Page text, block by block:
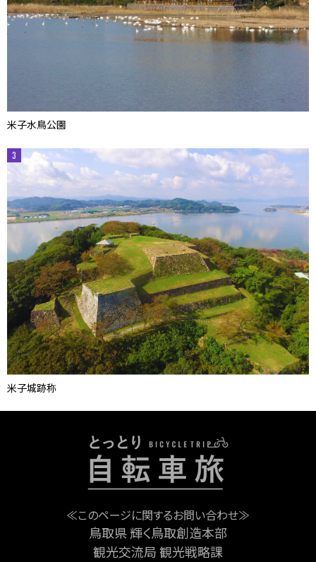
米子水鳥公園
3
米子城跡称
≪このページに関するお問い合わせ≫
鳥取県 輝く鳥取創造本部
観光交流局 観光戦略課